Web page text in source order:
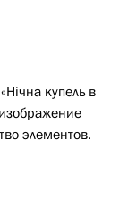
купель в
элементов.